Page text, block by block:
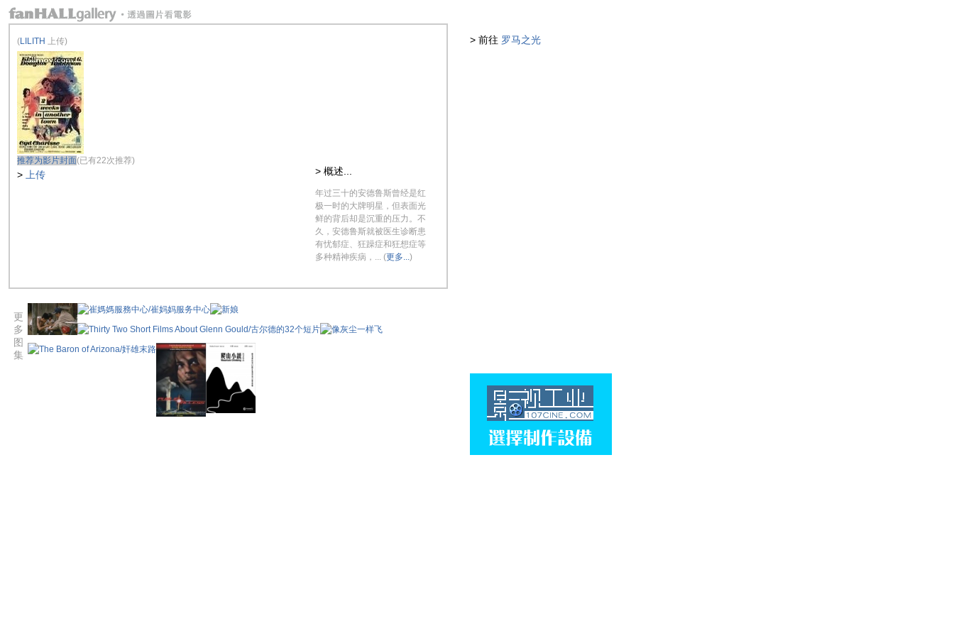
> 前往 罗马之光
> 概述...
年过三十的安德鲁斯曾经是红
极一时的大牌明星，但表面光
鲜的背后却是沉重的压力。不
久，安德鲁斯就被医生诊断患
有忧郁症、狂躁症和狂想症等
多种精神疾病，... (更多...)
(LILITH 上传)
推荐为影片封面(已有22次推荐)
> 上传
更
多
图
集